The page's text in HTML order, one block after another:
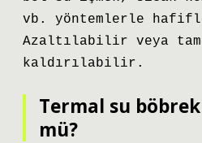
vb. yöntemlerle
Azaltılabilir veya
kaldırılabilir.
Termal su
mü?